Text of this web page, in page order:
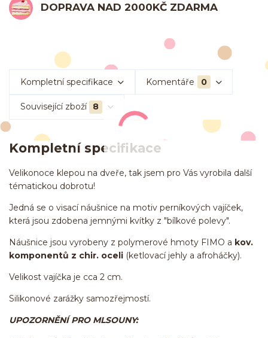
DOPRAVA NAD 2000KČ ZDARMA
Kompletní specifikace Komentáře 0
Související zboží 8
Kompletní specifikace
Velikonoce klepou na dveře, tak jsem pro Vás vyrobila další
tématickou dobrotu!
Jedná se o visací náušnice na motiv perníkových vajíček,
která jsou zdobena jemnými kvítky z "bílkové polevy".
Náušnice jsou vyrobeny z polymerové hmoty FIMO a kov.
komponentů z chir. oceli (ketlovací jehly a afroháčky).
Velikost vajíčka je cca 2 cm.
Silikonové zarážky samozřejmostí.
UPOZORNĚNÍ PRO MLSOUNY: